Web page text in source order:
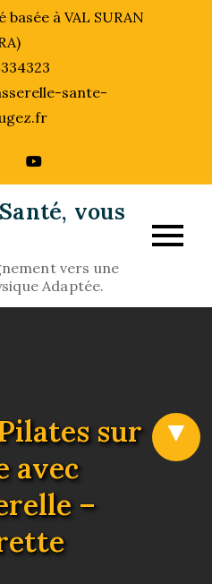
à VAL SURAN
sante-
vous
vers une
Adaptée.
sur
avec
–